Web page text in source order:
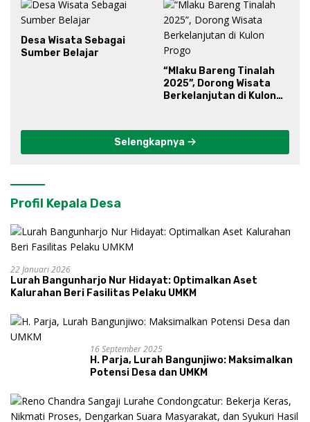
Desa Wisata Sebagai
Sumber Belajar
“Mlaku Bareng Tinalah
2025”, Dorong Wisata
Berkelanjutan di Kulon
Selengkapnya
Profil Kepala Desa
22 Januari 2026
Lurah Bangunharjo Nur Hidayat: Optimalkan Aset
Kalurahan Beri Fasilitas Pelaku UMKM
16 September 2025
H. Parja, Lurah Bangunjiwo: Maksimalkan
Potensi Desa dan UMKM